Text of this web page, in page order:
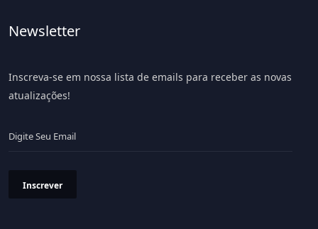
Newsletter
Inscreva-se em nossa lista de emails para receber as novas
atualizações!
Inscrever